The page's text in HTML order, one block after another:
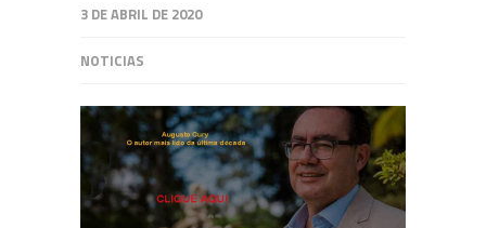
3 DE ABRIL DE 2020
NOTICIAS